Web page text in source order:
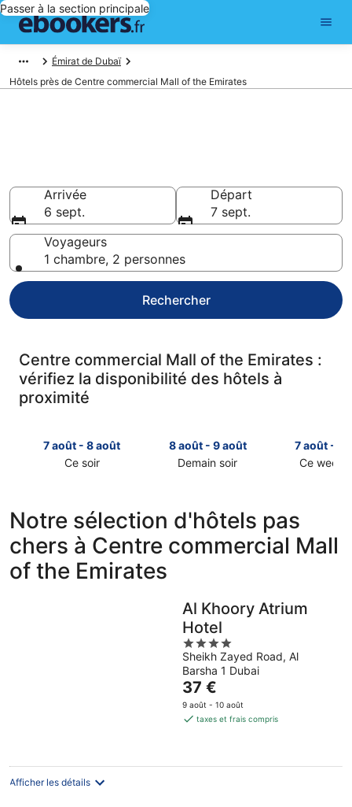
Passer à la section principale
Émirat de Dubaï
Hôtels près de Centre commercial Mall of the Emirates
Arrivée
6 sept.
Départ
7 sept.
Voyageurs
1 chambre, 2 personnes
Rechercher
Centre commercial Mall of the Emirates :
vérifiez la disponibilité des hôtels à
proximité
7 août - 8 août
Ce soir
près
de
Centre
commercial
8 août - 9 août
Demain soir
prix
près
de
Centre
commercial
Emirates
pour
demain
soir,
7 août - 9
Ce week-
près
de
Centre
of
the
pour
Notre sélection d'hôtels pas
chers à Centre commercial Mall
of the Emirates
Al Khoory Atrium
Hotel
4
out
of
5
Sheikh Zayed Road, Al
Barsha 1 Dubai
Le
prix
est
par
37 €
9 août - 10 août
taxes et frais compris
Afficher les détails